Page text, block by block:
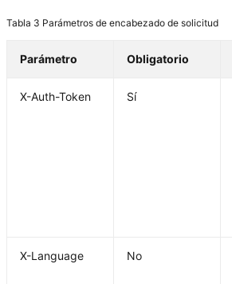
Tabla 3 Parámetros de encabezado de solicitud
Parámetro Obligatorio
X-Auth-Token Sí
X-Language No